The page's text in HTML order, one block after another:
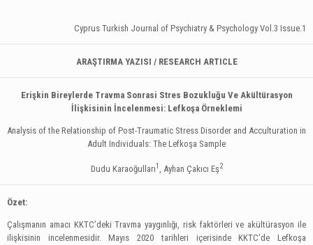
Cyprus Turkish Journal of Psychiatry & Psychology Vol.3 Issue.1
ARAŞTIRMA YAZISI / RESEARCH ARTICLE
Erişkin Bireylerde Travma Sonrasi Stres Bozukluğu Ve Akültürasyon
İlişkisinin İncelenmesi: Lefkoşa Örneklemi
Analysis of the Relationship of Post-Traumatic Stress Disorder and Acculturation in
Adult Individuals: The Lefkoşa Sample
Dudu Karaoğulları1, Ayhan Çakıcı Eş2
Özet:
Çalışmanın amacı KKTC’deki Travma yaygınlığı, risk faktörleri ve akültürasyon ile
ilişkisinin incelenmesidir. Mayıs 2020 tarihleri içerisinde KKTC’de Lefkoşa